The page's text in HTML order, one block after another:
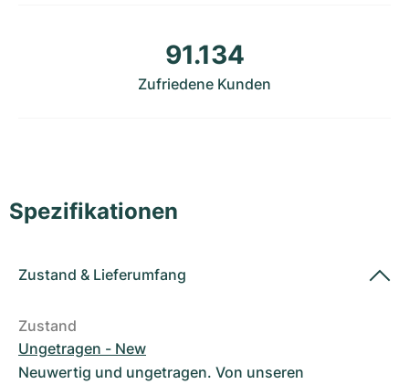
91.134
Zufriedene Kunden
Spezifikationen
Zustand & Lieferumfang
Zustand
Ungetragen - New
Neuwertig und ungetragen. Von unseren